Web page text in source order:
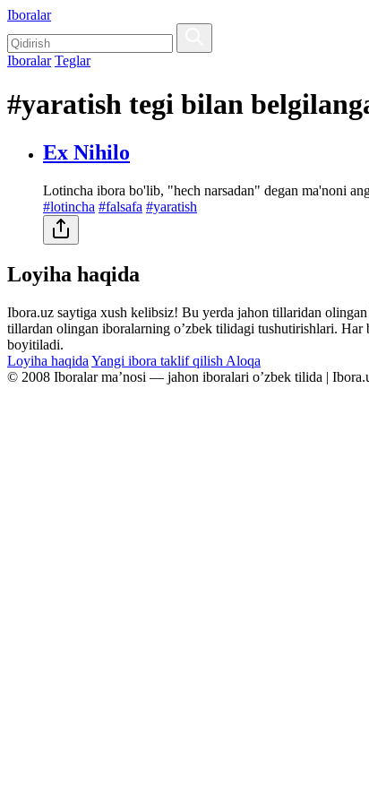
Iboralar
Iboralar Teglar
#yaratish tegi bilan
Ex Nihilo
Lotincha ibora bo'lib, "hech narsadan" degan ma'noni
#lotincha #falsafa #yaratish
Loyiha haqida
Ibora.uz saytiga xush kelibsiz! Bu yerda jahon tillaridan
tillardan olingan iboralarning oʼzbek tilidagi tushutirishlari.
boyitiladi.
Loyiha haqida Yangi ibora taklif qilish Aloqa
© 2008 Iboralar maʼnosi — jahon iboralari oʼzbek tilida |